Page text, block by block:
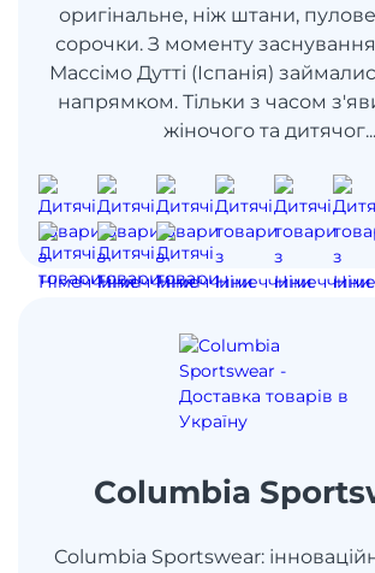
оригінальне, ніж штани,
сорочки. З моменту заснування
Массімо Дутті (Іспанія)
напрямком. Тільки з часом
жіночого та дитячог...
Columbia
Columbia Sportswear: